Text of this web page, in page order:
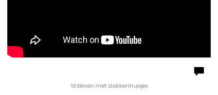
Stilleven met slakkenhuisjes